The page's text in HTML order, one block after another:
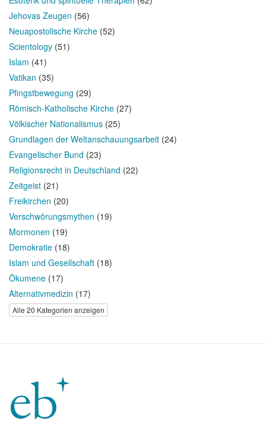
Jehovas Zeugen (56)
Neuapostolische Kirche (52)
Scientology (51)
Islam (41)
Vatikan (35)
Pfingstbewegung (29)
Römisch-Katholische Kirche (27)
Völkischer Nationalismus (25)
Grundlagen der Weltanschauungsarbeit (24)
Evangelischer Bund (23)
Religionsrecht in Deutschland (22)
Zeitgeist (21)
Freikirchen (20)
Verschwörungsmythen (19)
Mormonen (19)
Demokratie (18)
Islam und Gesellschaft (18)
Ökumene (17)
Alternativmedizin (17)
Alle 20 Kategorien anzeigen